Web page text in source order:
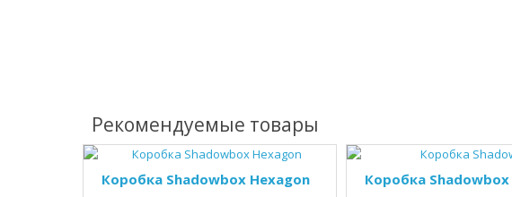
Рекомендуемые товары
Коробка Shadowbox Hexagon Коробка Shadowbox